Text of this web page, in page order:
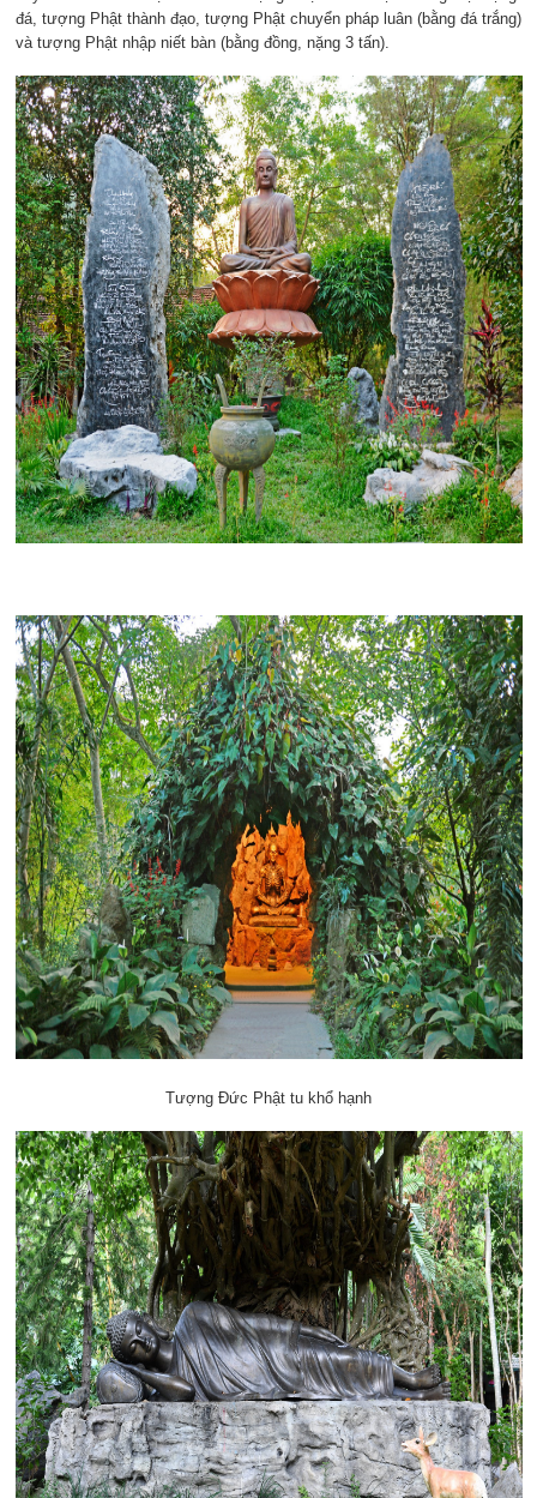
đá, tượng Phật thành đạo, tượng Phật chuyển pháp luân (bằng đá trắng)
và tượng Phật nhập niết bàn (bằng đồng, nặng 3 tấn).
Tượng Đức Phật tu khổ hạnh